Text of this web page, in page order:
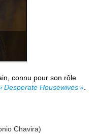
connu pour son rôle
Desperate Housewives .
Chavira)